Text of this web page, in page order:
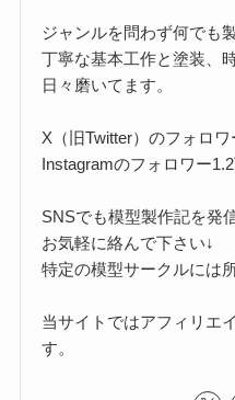
ジャンルを問わず何でも
丁寧な基本工作と塗装、
日々磨いてます。
X（旧Twitter）のフォロワ
Instagramのフォロワー1.2
SNSでも模型製作記を発
お気軽に絡んで下さい↓
特定の模型サークルには
当サイトではアフィリエ
す。